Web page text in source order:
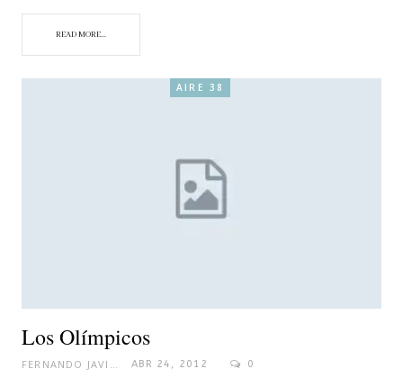
READ MORE...
AIRE 38
Los Olímpicos
ABR 24, 2012 0